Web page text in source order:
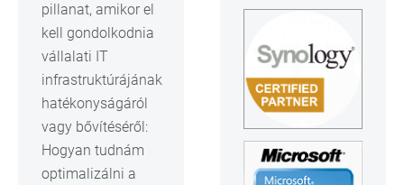
pillanat, amikor el
kell gondolkodnia
vállalati IT
infrastruktúrájának
hatékonyságáról
vagy bővítéséről:
Hogyan tudnám
optimalizálni a